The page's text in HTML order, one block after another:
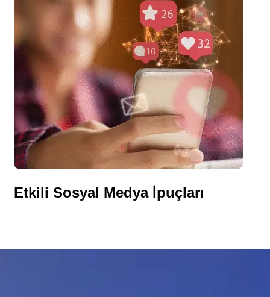
Etkili Sosyal Medya İpuçları